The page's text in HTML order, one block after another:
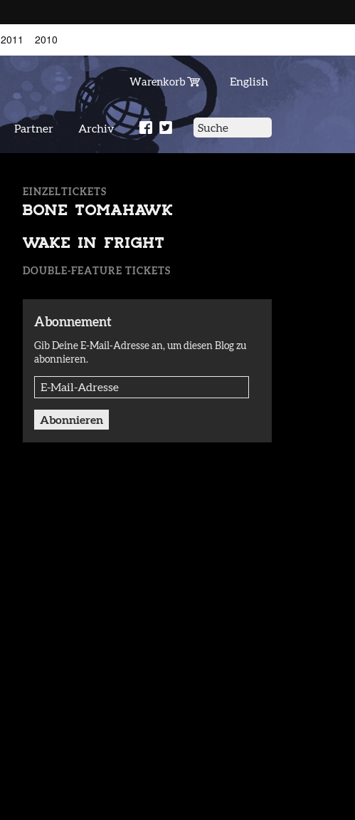
2011 2010
Partner Archiv
English
Warenkorb
EINZELTICKETS
BONE TOMAHAWK
WAKE IN FRIGHT
DOUBLE-FEATURE TICKETS
Abonnement
Gib Deine E-Mail-Adresse an, um diesen Blog zu
abonnieren.
E-
Mail-
Adresse